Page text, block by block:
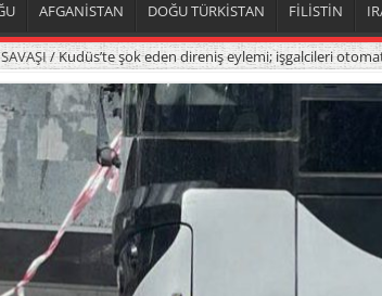
AFGANİSTAN DOĞU TÜRKİSTAN FİLİSTİN
/Kudüs’te şok eden direniş eylemi; işgalcileri